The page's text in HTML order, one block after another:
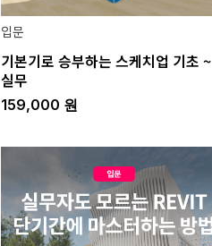
입문
기본기로 승부하는 스케치업 기초 ~
실무
159,000 원